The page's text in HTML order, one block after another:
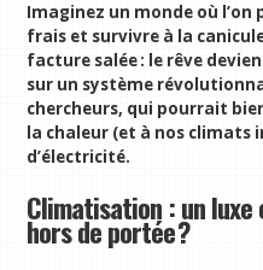
Imaginez un monde où
frais et survivre à la
facture salée : le rêve
sur un système
chercheurs, qui pourrait
la chaleur (et à nos climats
d’électricité.
Climatisation : un
hors de portée ?